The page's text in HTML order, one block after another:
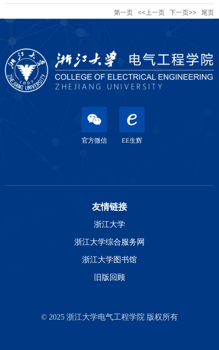
第一页 <<上一页 下一页>> 尾页
官方微信 EE生辉
友情链接
浙江大学
浙江大学综合服务网
浙江大学图书馆
旧版回顾
© 2025 浙江大学电气工程学院 版权所有